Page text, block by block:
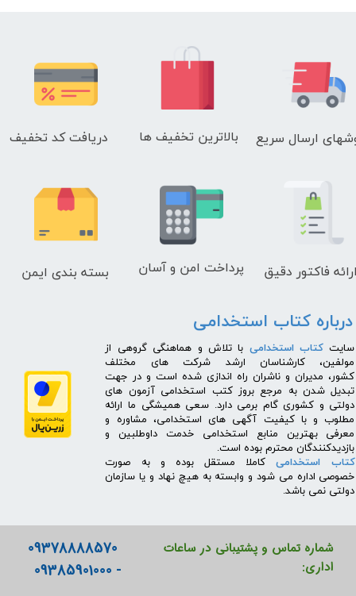
ارسال سریع دریافت کد تخفیف بالاترین تخفیف ها
بسته بندی ایمن فاکتور دقیق پرداخت امن و آسان
درباره کتاب استخدامی
​سایت کتاب استخدامی با تلاش و هماهنگی گروهی از
مولفین، کارشناسان ارشد شرکت های مختلف
کشور، مدیران و ناشران راه اندازی شده است و در جهت
تبدیل شدن به مرجع بروز کتب استخدامی آزمون های
دولتی و کشوری گام برمی دارد. سعی همیشگی ما ارائه
مطلوب و با کیفیت آگهی های استخدامی، مشاوره و
معرفی بهترین منابع استخدامی خدمت داوطلبین و
بازدیدکنندگان محترم بوده است.
کتاب استخدامیکاملا مستقل بوده و به صورت
خصوصی اداره می شود و وابسته به هیچ نهاد و یا سازمان
دولتی نمی باشد.
شماره تماس و پشتیبانی در ساعات
اداری:
09378888570
- 09385901000